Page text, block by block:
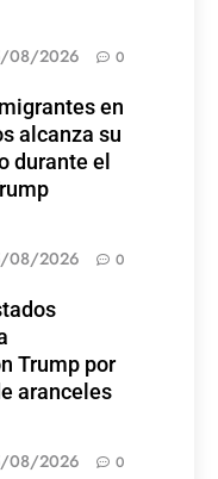
08/2026 0
en
alcanza su
durante el
08/2026 0
Trump por
aranceles
08/2026 0